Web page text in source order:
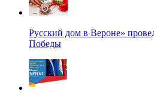
Русский дом в Вероне»
Победы